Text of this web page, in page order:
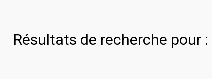
Résultats de recherche pour :